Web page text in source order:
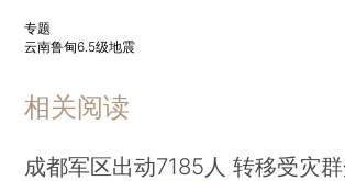
专题
云南鲁甸6.5级地震
相关阅读
成都军区出动7185人 转移受灾